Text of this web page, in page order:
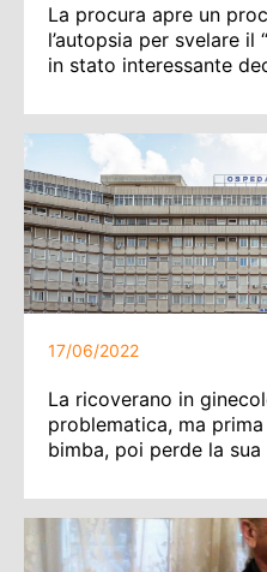
La procura apre un
l’autopsia per svelare il
in stato interessante
17/06/2022
La ricoverano in
problematica, ma
bimba, poi perde la